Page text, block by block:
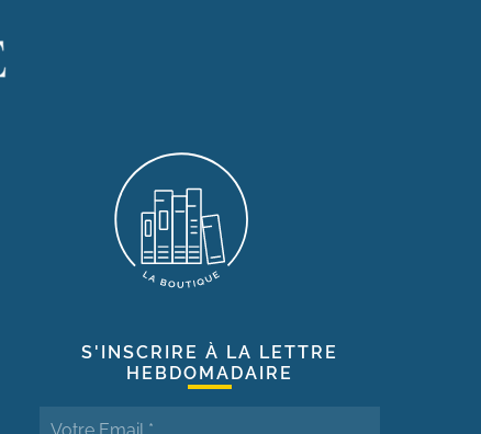
S'INSCRIRE À LA LETTRE
HEBDOMADAIRE